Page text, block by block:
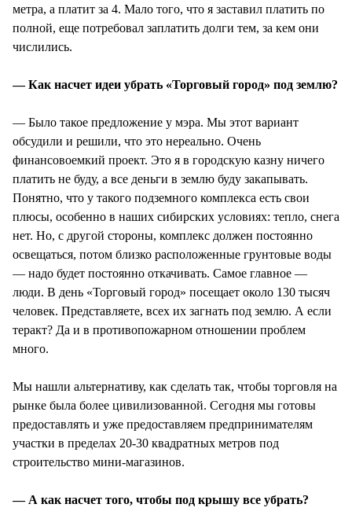
метра, а платит за 4. Мало того, что я заставил платить по
полной, еще потребовал заплатить долги тем, за кем они
числились.
— Как насчет идеи убрать «Торговый город» под землю?
— Было такое предложение у мэра. Мы этот вариант
обсудили и решили, что это нереально. Очень
финансовоемкий проект. Это я в городскую казну ничего
платить не буду, а все деньги в землю буду закапывать.
Понятно, что у такого подземного комплекса есть свои
плюсы, особенно в наших сибирских условиях: тепло, снега
нет. Но, с другой стороны, комплекс должен постоянно
освещаться, потом близко расположенные грунтовые воды
— надо будет постоянно откачивать. Самое главное —
люди. В день «Торговый город» посещает около 130 тысяч
человек. Представляете, всех их загнать под землю. А если
теракт? Да и в противопожарном отношении проблем
много.
Мы нашли альтернативу, как сделать так, чтобы торговля на
рынке была более цивилизованной. Сегодня мы готовы
предоставлять и уже предоставляем предпринимателям
участки в пределах 20-30 квадратных метров под
строительство мини-магазинов.
— А как насчет того, чтобы под крышу все убрать?